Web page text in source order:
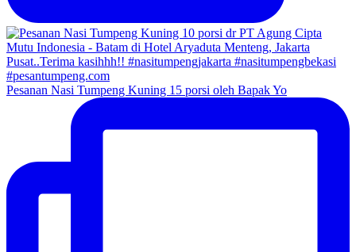
Pesanan Nasi Tumpeng Kuning 15 porsi oleh Bapak Yo